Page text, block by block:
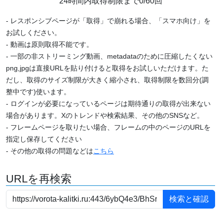
- レスポンシブページが「取得」で崩れる場合、「スマホ向け」を
お試しください。
- 動画は原則取得不能です。
- 一部の非ストリーミング動画、metadataのために圧縮したくない
png,jpgは直接URLを貼り付けると取得をお試しいただけます。た
だし、取得のサイズ制限が大きく縮小され、取得制限を数回分(調
整中です)使います。
- ログインが必要になっているページは期待通りの取得が出来ない
場合があります。Xのトレンドや検索結果、その他のSNSなど。
- フレームページを取りたい場合、フレームの中のページのURLを
指定し保存してください
- その他の取得の問題などはこちら
URLを再検索